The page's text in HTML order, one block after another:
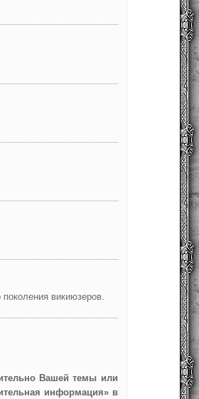
викиюзеров.
Вашей темы или
информация» в